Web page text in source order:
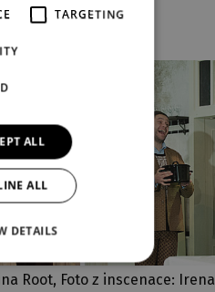
Root, Foto z inscenace: Irena
TARGETING
ALL
ALL
DETAILS